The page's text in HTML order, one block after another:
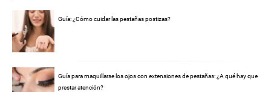
Guía: ¿Cómo cuidar las pestañas postizas?
Guía para maquillarse los ojos con extensiones de pestañas: ¿A qué hay que
prestar atención?